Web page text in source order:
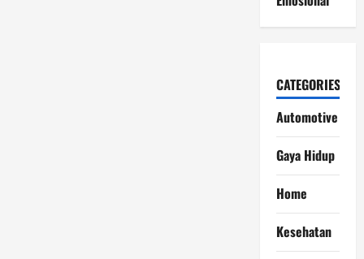
CATEGORIES
Automotive
Gaya Hidup
Home
Kesehatan